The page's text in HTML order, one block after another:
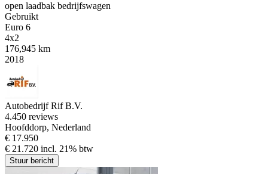
open laadbak bedrijfswagen
Gebruikt
Euro 6
4x2
176,945 km
2018
Autobedrijf Rif B.V.
4.450 reviews
Hoofddorp, Nederland
€ 17.950
€ 21.720 incl. 21% btw
Stuur bericht